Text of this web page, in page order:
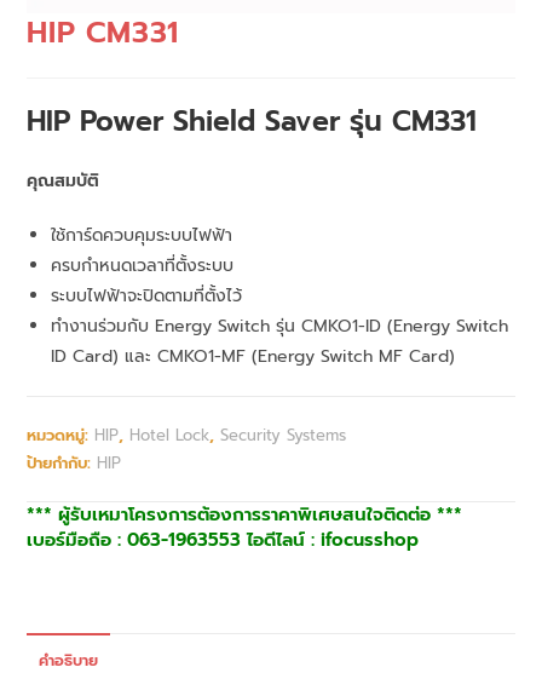
HIP CM331
HIP Power Shield Saver รุ่น CM331
คุณสมบัติ
ใช้การ์ดควบคุมระบบไฟฟ้า
ครบกำหนดเวลาที่ตั้งระบบ
ระบบไฟฟ้าจะปิดตามที่ตั้งไว้
ทำงานร่วมกับ Energy Switch รุ่น CMKO1-ID (Energy Switch
ID Card) และ CMKO1-MF (Energy Switch MF Card)
หมวดหมู่: HIP, Hotel Lock,Security Systems
ป้ายกำกับ: HIP
*** ผู้รับเหมาโครงการต้องการราคาพิเศษสนใจติดต่อ ***
เบอร์มือถือ : 063-1963553 ไอดีไลน์ : ifocusshop
คำอธิบาย